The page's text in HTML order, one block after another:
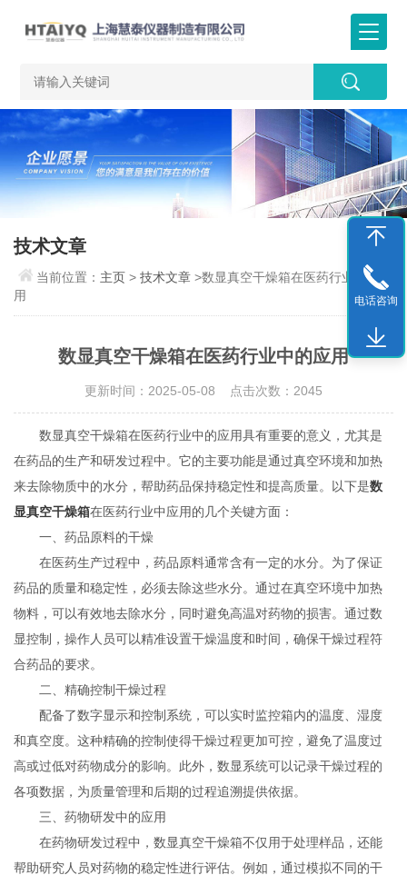
技术文章
当前位置： 主页 >技术文章 >数显真空干燥箱在医药行业中的应
用
数显真空干燥箱在医药行业中的应用
更新时间：2025-05-08 点击次数：2045
数显真空干燥箱在医药行业中的应用具有重要的意义，尤其是
在药品的生产和研发过程中。它的主要功能是通过真空环境和加热
来去除物质中的水分，帮助药品保持稳定性和提高质量。以下是数
显真空干燥箱在医药行业中应用的几个关键方面：
一、药品原料的干燥
在医药生产过程中，药品原料通常含有一定的水分。为了保证
药品的质量和稳定性，必须去除这些水分。通过在真空环境中加热
物料，可以有效地去除水分，同时避免高温对药物的损害。通过数
显控制，操作人员可以精准设置干燥温度和时间，确保干燥过程符
合药品的要求。
二、精确控制干燥过程
配备了数字显示和控制系统，可以实时监控箱内的温度、湿度
和真空度。这种精确的控制使得干燥过程更加可控，避免了温度过
高或过低对药物成分的影响。此外，数显系统可以记录干燥过程的
各项数据，为质量管理和后期的过程追溯提供依据。
三、药物研发中的应用
在药物研发过程中，数显真空干燥箱不仅用于处理样品，还能
帮助研究人员对药物的稳定性进行评估。例如，通过模拟不同的干
电话咨询